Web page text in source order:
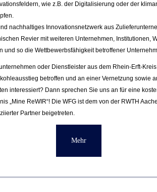
wie z.B. der Digitalisierung oder der
nachhaltiges Innovationsnetzwerk aus
Revier mit weiteren Unternehmen, Institutionen,
und so die Wettbewerbsfähigkeit betroffener
oder Dienstleister aus dem Rhein-Erft-
betroffen und an einer Vernetzung sowie
interessiert? Dann sprechen Sie uns an für eine
„Mine ReWIR“! Die WFG ist dem von der RWTH
Partner beigetreten.
Mehr